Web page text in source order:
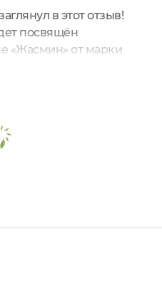
в этот отзыв!
посвящён
«Жасмин» от марки
оценка,
мне был
тестирование.Цена в